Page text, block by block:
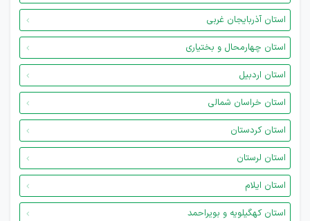
استان آذربایجان غربی
استان چهارمحال و بختیاری
استان اردبیل
استان خراسان شمالی
استان کردستان
استان لرستان
استان ایلام
استان کهگیلویه و بویراحمد